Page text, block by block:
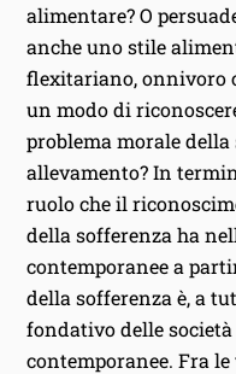
alimentare? O
anche uno stile
flexitariano, onnivoro
un modo di
problema morale
allevamento? In
ruolo che il
della sofferenza ha
contemporanee a
della sofferenza è, a
fondativo delle
contemporanee. Fra